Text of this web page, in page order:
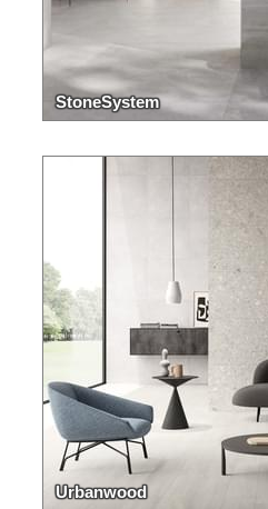
StoneSystem
Urbanwood